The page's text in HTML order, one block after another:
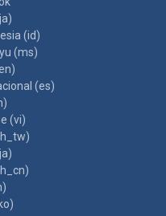
‎(id)‎
‎(ms)‎
‎(es)‎
‎(vi)‎